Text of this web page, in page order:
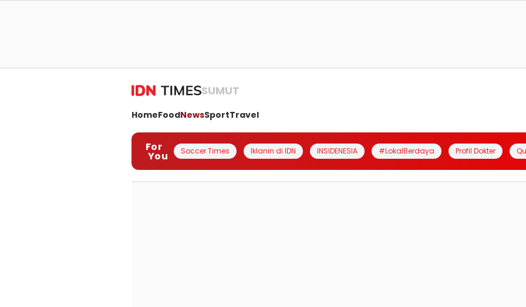
SUMUT
HomeFoodNewsSportTravel
For
You Soccer Times Iklanin di IDN INSIDENESIA #LokalBerdaya Profil Dokter